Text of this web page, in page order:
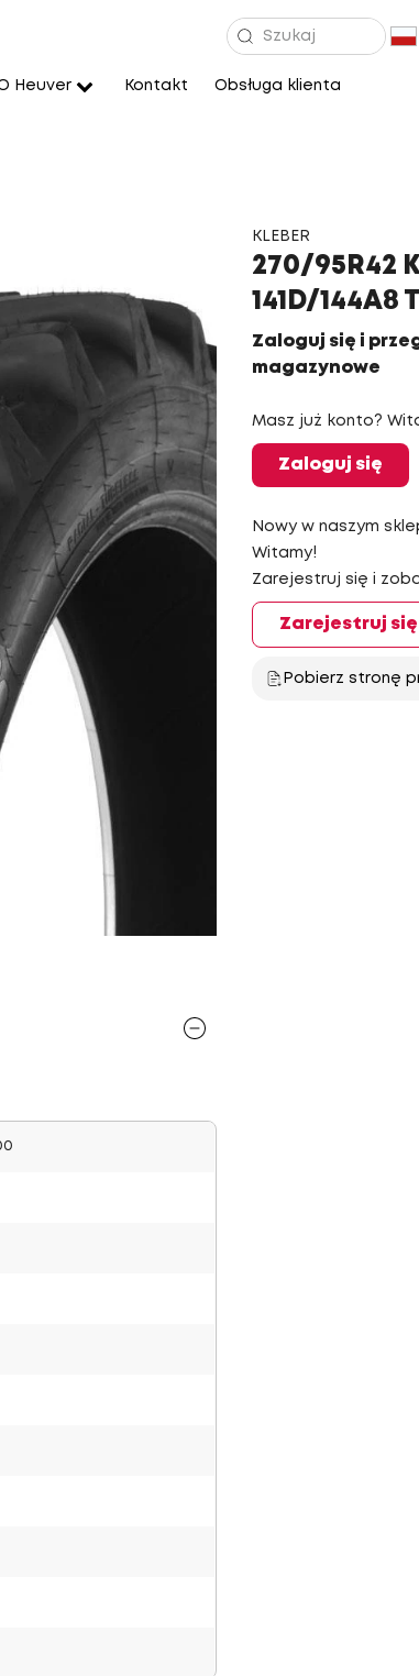
Heuver Kontakt Obsługa klienta
KLEBER
270/95R42
141D/144A8
Zaloguj się i
magazynowe
Masz już konto?
Zaloguj się
Nowy w naszym
Witamy!
Zarejestruj się i
Zarejestruj się
Pobierz stronę